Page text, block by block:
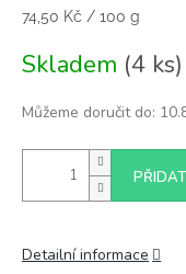
Měrná
74,50 Kč / 100 g
Skladem (4 ks)
Můžeme doručit do:
Detailní informace